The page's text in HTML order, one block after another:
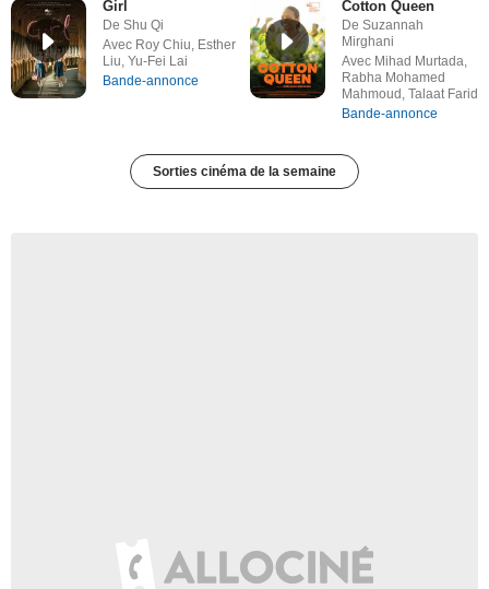
Girl
De Shu Qi
Avec Roy Chiu, Esther
Liu, Yu-Fei Lai
Bande-annonce
Cotton Queen
De Suzannah
Mirghani
Avec Mihad Murtada,
Rabha Mohamed
Mahmoud, Talaat Farid
Bande-annonce
Sorties cinéma de la semaine